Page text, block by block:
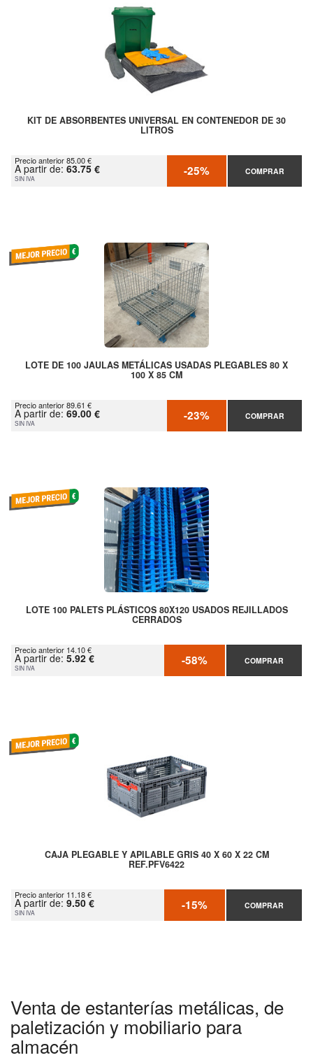
KIT DE ABSORBENTES UNIVERSAL EN CONTENEDOR DE 30
LITROS
Precio anterior 85.00 €
A partir de: 63.75 €
SIN IVA -25% COMPRAR
LOTE DE 100 JAULAS METÁLICAS USADAS PLEGABLES 80 X
100 X 85 CM
Precio anterior 89.61 €
A partir de: 69.00 €
SIN IVA -23% COMPRAR
LOTE 100 PALETS PLÁSTICOS 80X120 USADOS REJILLADOS
CERRADOS
Precio anterior 14.10 €
A partir de: 5.92 €
SIN IVA -58% COMPRAR
CAJA PLEGABLE Y APILABLE GRIS 40 X 60 X 22 CM
REF.PFV6422
Precio anterior 11.18 €
A partir de: 9.50 €
SIN IVA -15% COMPRAR
Venta de estanterías metálicas, de
paletización y mobiliario para
almacén